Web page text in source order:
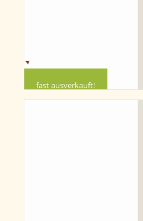
fast ausverkauft!